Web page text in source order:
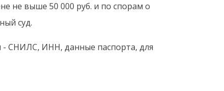
не выше 50 000 руб. и по спорам о
суд.
- СНИЛС, ИНН, данные паспорта, для